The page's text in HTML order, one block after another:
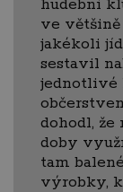
hudební
ve
jakékoli
sestavil
jednotlivé
dohodl,
doby
tam
výrobky,